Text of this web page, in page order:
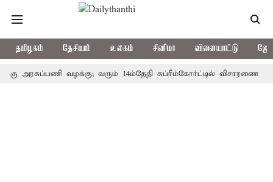
தமிழகம் தேசியம் உலகம் சினிமா விளையாட்டு
அரசுப்பணி வழக்கு; வரும் 14ம்தேதி சுப்ரீம்கோர்ட்டில் விசாரணை